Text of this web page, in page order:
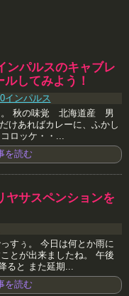
ンパルスのキャブレ
してみよう！
インパルス
。 秋の味覚 北海道産 男
けあればカレーに、ふかし
ロッケ・・...
を読む
ヤサスペンションを
すぅ。 今日は何とか雨に
とが出来ましたね。 午後
ると また延期...
を読む